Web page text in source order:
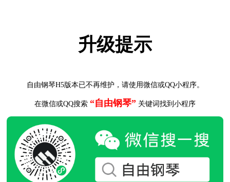
升级提示
自由钢琴H5版本已不再维护，请使用微信或QQ小程序。
在微信或QQ搜索 “自由钢琴” 关键词找到小程序